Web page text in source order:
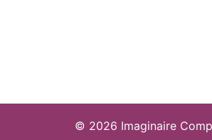
© 2026 Imaginaire